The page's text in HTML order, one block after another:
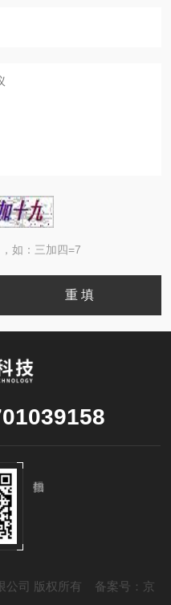
如：三加四=7
公司 版权所有 备案号：京